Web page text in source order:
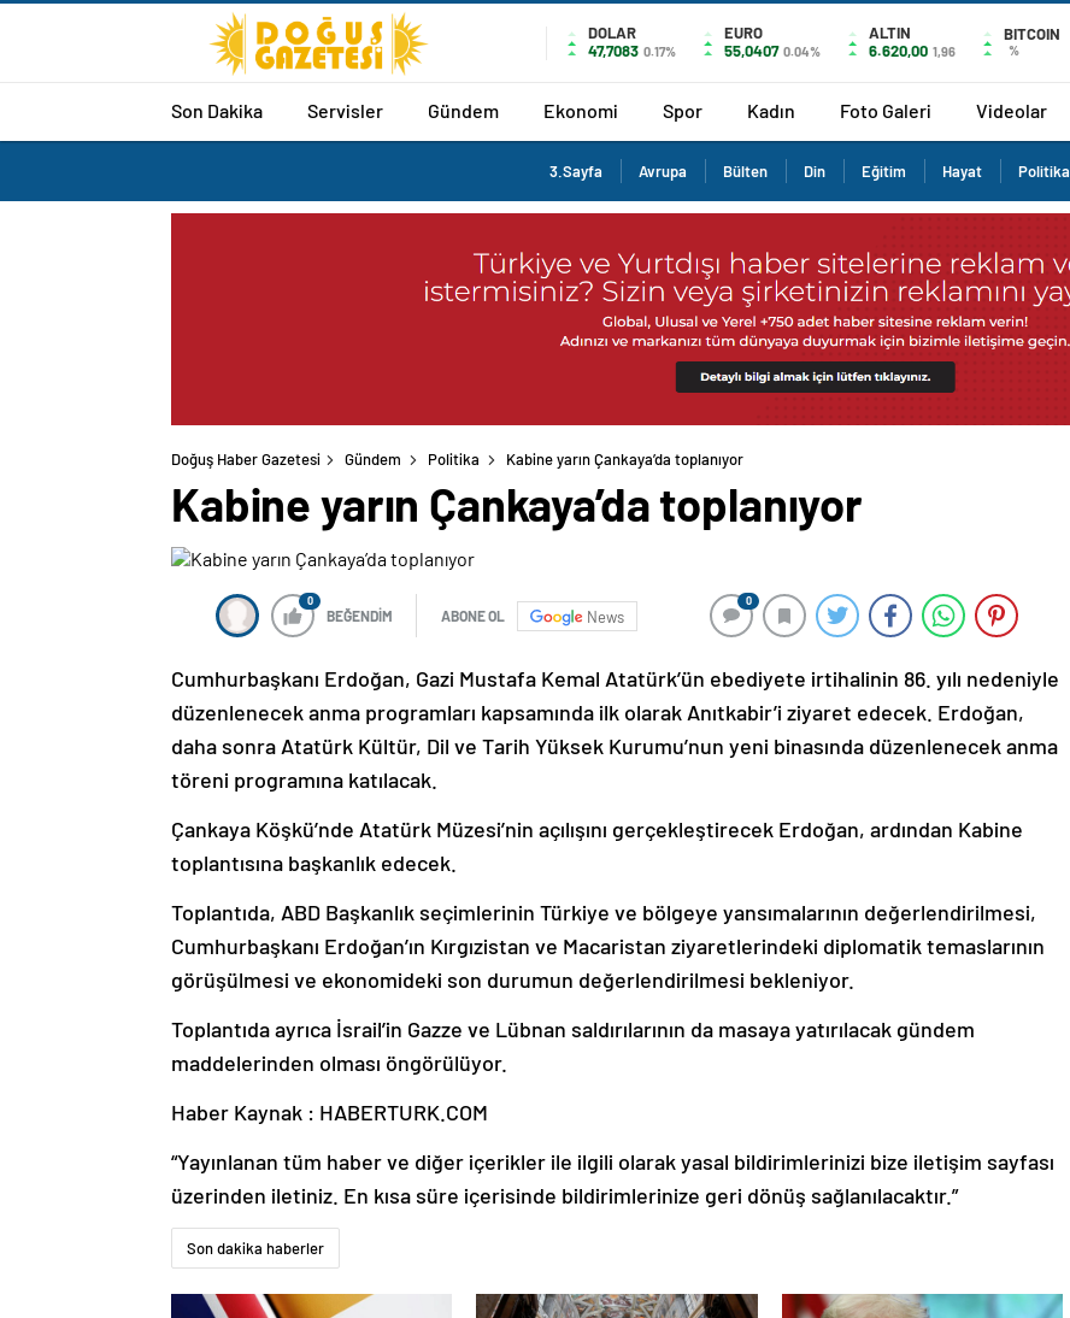
DOLAR
47,7083 0.17%
EURO
55,0407 0.04%
ALTIN
6.620,00 1,96
BITCOIN
%
Son Dakika Servisler Gündem Ekonomi Spor Kadın Foto Galeri Videolar
3.Sayfa Avrupa Bülten Din Eğitim Hayat Politika
Doğuş Haber Gazetesi Gündem Politika Kabine yarın Çankaya’da toplanıyor
Kabine yarın Çankaya’da toplanıyor
0
BEĞENDİM ABONE OL News
0
Cumhurbaşkanı Erdoğan, Gazi Mustafa Kemal Atatürk’ün ebediyete irtihalinin 86. yılı nedeniyle
düzenlenecek anma programları kapsamında ilk olarak Anıtkabir’i ziyaret edecek. Erdoğan,
daha sonra Atatürk Kültür, Dil ve Tarih Yüksek Kurumu’nun yeni binasında düzenlenecek anma
töreni programına katılacak.
Çankaya Köşkü’nde Atatürk Müzesi’nin açılışını gerçekleştirecek Erdoğan, ardından Kabine
toplantısına başkanlık edecek.
Toplantıda, ABD Başkanlık seçimlerinin Türkiye ve bölgeye yansımalarının değerlendirilmesi,
Cumhurbaşkanı Erdoğan’ın Kırgızistan ve Macaristan ziyaretlerindeki diplomatik temaslarının
görüşülmesi ve ekonomideki son durumun değerlendirilmesi bekleniyor.
Toplantıda ayrıca İsrail’in Gazze ve Lübnan saldırılarının da masaya yatırılacak gündem
maddelerinden olması öngörülüyor.
Haber Kaynak : HABERTURK.COM
“Yayınlanan tüm haber ve diğer içerikler ile ilgili olarak yasal bildirimlerinizi bize iletişim sayfası
üzerinden iletiniz. En kısa süre içerisinde bildirimlerinize geri dönüş sağlanılacaktır.”
Son dakika haberler